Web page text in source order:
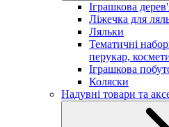
Іграшкова
Ліжечка для
Ляльки
Тематичні
перукар,
Іграшкова
Коляски
Надувні товари та